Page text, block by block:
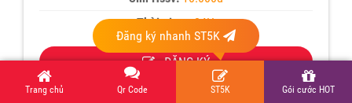
Thời gian :24H
ĐĂNG KÝ
Trang chủ Qr Code
Đăng ký nhanh ST5K
ST5K Gói cước HOT